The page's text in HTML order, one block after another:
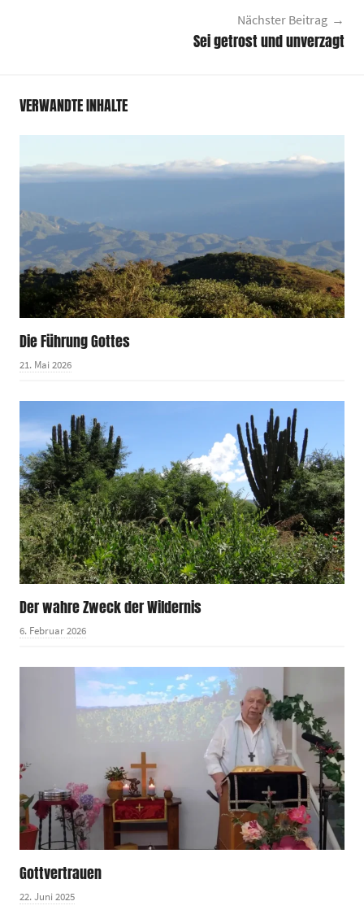
Nächster Beitrag
Sei getrost und unverzagt
VERWANDTE INHALTE
Die Führung Gottes
21. Mai 2026
Der wahre Zweck der Wildernis
6. Februar 2026
Gottvertrauen
22. Juni 2025